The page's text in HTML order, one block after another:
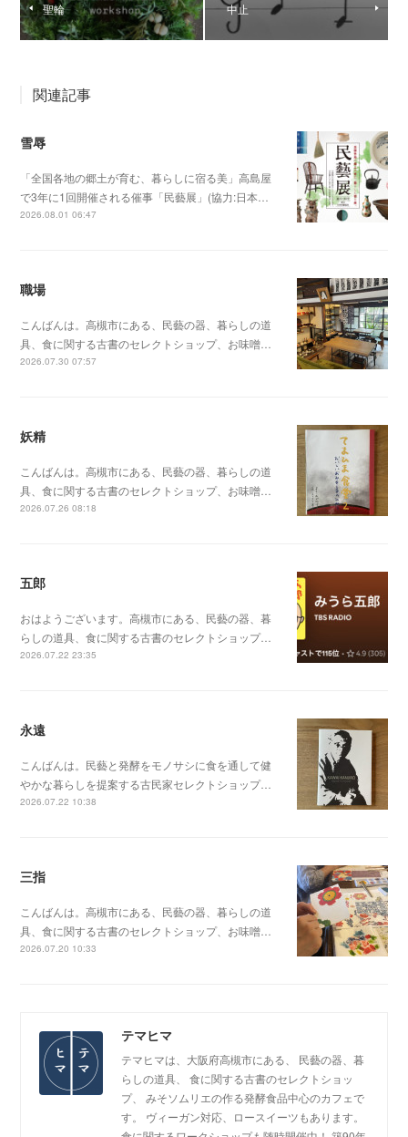
聖輪 中止
関連記事
雪辱
「全国各地の郷土が育む、暮らしに宿る美」高島屋
で3年に1回開催される催事「民藝展」(協力:日本…
2026.08.01 06:47
職場
こんばんは。高槻市にある、民藝の器、暮らしの道
具、食に関する古書のセレクトショップ、お味噌…
2026.07.30 07:57
妖精
こんばんは。高槻市にある、民藝の器、暮らしの道
具、食に関する古書のセレクトショップ、お味噌…
2026.07.26 08:18
五郎
おはようございます。高槻市にある、民藝の器、暮
らしの道具、食に関する古書のセレクトショップ…
2026.07.22 23:35
永遠
こんばんは。民藝と発酵をモノサシに食を通して健
やかな暮らしを提案する古民家セレクトショップ…
2026.07.22 10:38
三指
こんばんは。高槻市にある、民藝の器、暮らしの道
具、食に関する古書のセレクトショップ、お味噌…
2026.07.20 10:33
テマヒマ
テマヒマは、大阪府高槻市にある、 民藝の器、暮
らしの道具、 食に関する古書のセレクトショッ
プ、 みそソムリエの作る発酵食品中心のカフェで
す。 ヴィーガン対応、ロースイーツもあります。